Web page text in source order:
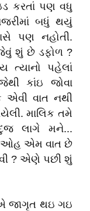
કરતાં પણ વધુ
બધું થયું
પણ નહોતી.
શું છે ડફોળ ?
ત્યાનો પહેલાં
કાંઇ જોવા
એવી વાત નથી
માલિક તમે
લાગે મને...
ઓહ એમ વાત છે
? એણે પછી શું
એ જાગૃત થઇ ગઇ